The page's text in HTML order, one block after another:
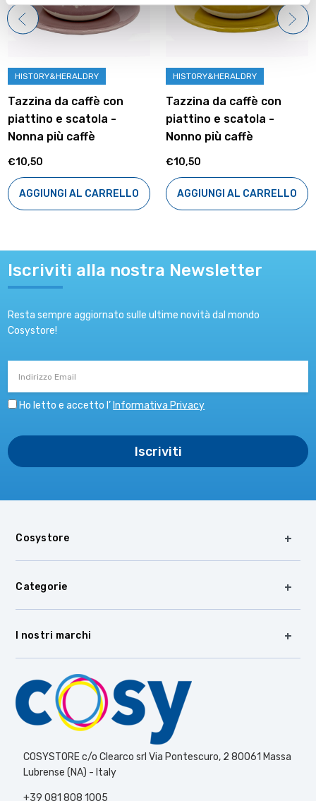
HISTORY&HERALDRY
Tazzina da caffè con
piattino e scatola -
Nonna più caffè
€10,50
AGGIUNGI AL CARRELLO
HISTORY&HERALDRY
Tazzina da caffè con
piattino e scatola -
Nonno più caffè
€10,50
AGGIUNGI AL CARRELLO
Iscriviti alla nostra Newsletter
Resta sempre aggiornato sulle ultime novità dal mondo
Cosystore!
Ho letto e accetto l’ Informativa Privacy
Cosystore
Categorie
I nostri marchi
COSYSTORE c/o Clearco srl Via Pontescuro, 2 80061 Massa
Lubrense (NA) - Italy
+39 081 808 1005